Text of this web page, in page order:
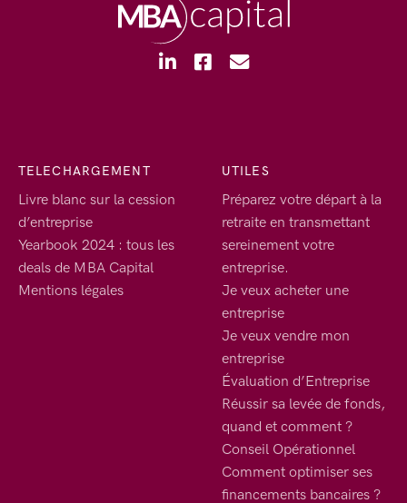
TELECHARGEMENT
Livre blanc sur la cession
d’entreprise
Yearbook 2024 : tous les
deals de MBA Capital
Mentions légales
UTILES
Préparez votre départ à la
retraite en transmettant
sereinement votre
entreprise.
Je veux acheter une
entreprise
Je veux vendre mon
entreprise
Évaluation d’Entreprise
Réussir sa levée de fonds,
quand et comment ?
Conseil Opérationnel
Comment optimiser ses
financements bancaires ?